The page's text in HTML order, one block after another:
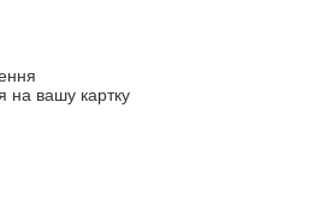
на вашу картку